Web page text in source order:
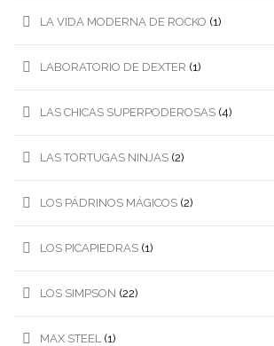
LA VIDA MODERNA DE ROCKO (1)
LABORATORIO DE DEXTER (1)
LAS CHICAS SUPERPODEROSAS (4)
LAS TORTUGAS NINJAS (2)
LOS PÁDRINOS MÁGICOS (2)
LOS PICAPIEDRAS (1)
LOS SIMPSON (22)
MAX STEEL (1)